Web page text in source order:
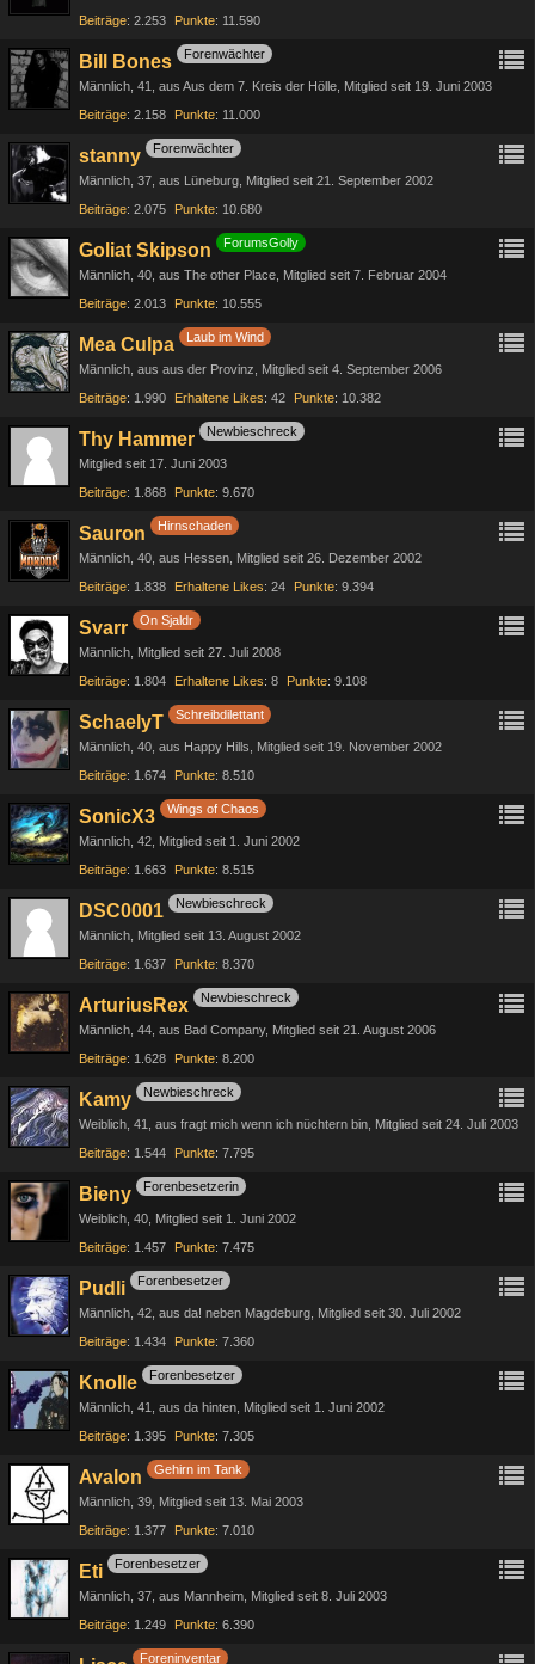
Beiträge 2.253 Punkte 11.590
Bill Bones Forenwächter
Männlich 41 aus Aus dem 7. Kreis der Hölle Mitglied seit 19. Juni 2003
Beiträge 2.158 Punkte 11.000
stanny Forenwächter
Männlich 37 aus Lüneburg Mitglied seit 21. September 2002
Beiträge 2.075 Punkte 10.680
Goliat Skipson ForumsGolly
Männlich 40 aus The other Place Mitglied seit 7. Februar 2004
Beiträge 2.013 Punkte 10.555
Mea Culpa Laub im Wind
Männlich aus aus der Provinz
Mitglied seit 4. September 2006
Beiträge 1.990 Erhaltene Likes 42 Punkte 10.382
Thy Hammer Newbieschreck
Mitglied seit 17. Juni 2003
Beiträge 1.868 Punkte 9.670
Sauron Hirnschaden
Männlich 40 aus Hessen Mitglied seit 26. Dezember 2002
Beiträge 1.838 Erhaltene Likes 24 Punkte 9.394
Svarr On Sjaldr
Männlich Mitglied seit 27. Juli 2008
Beiträge 1.804 Erhaltene Likes 8 Punkte 9.108
SchaelyT Schreibdilettant
Männlich 40 aus Happy Hills
Mitglied seit 19. November 2002
Beiträge 1.674 Punkte 8.510
SonicX3 Wings of Chaos
Männlich 42 Mitglied seit 1. Juni 2002
Beiträge 1.663 Punkte 8.515
DSC0001 Newbieschreck
Männlich Mitglied seit 13. August 2002
Beiträge 1.637 Punkte 8.370
ArturiusRex Newbieschreck
Männlich 44 aus Bad Company Mitglied seit 21. August 2006
Beiträge 1.628 Punkte 8.200
Kamy Newbieschreck
Weiblich 41 aus fragt mich wenn ich nüchtern bin Mitglied seit 24. Juli 2003
Beiträge 1.544 Punkte 7.795
Bieny Forenbesetzerin
Weiblich 40 Mitglied seit 1. Juni 2002
Beiträge 1.457 Punkte 7.475
Pudli Forenbesetzer
Männlich 42 aus da! neben Magdeburg Mitglied seit 30. Juli 2002
Beiträge 1.434 Punkte 7.360
Knolle Forenbesetzer
Männlich 41 aus da hinten Mitglied seit 1. Juni 2002
Beiträge 1.395 Punkte 7.305
Avalon Gehirn im Tank
Männlich 39 Mitglied seit 13. Mai 2003
Beiträge 1.377 Punkte 7.010
Eti Forenbesetzer
Männlich 37 aus Mannheim Mitglied seit 8. Juli 2003
Beiträge 1.249 Punkte 6.390
Foreninventar